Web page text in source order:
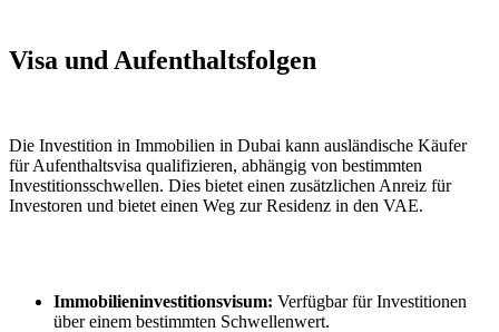
Visa und Aufenthaltsfolgen
Die Investition in Immobilien in Dubai kann ausländische Käufer
für Aufenthaltsvisa qualifizieren, abhängig von bestimmten
Investitionsschwellen. Dies bietet einen zusätzlichen Anreiz für
Investoren und bietet einen Weg zur Residenz in den VAE.
Immobilieninvestitionsvisum: Verfügbar für Investitionen
über einem bestimmten Schwellenwert.